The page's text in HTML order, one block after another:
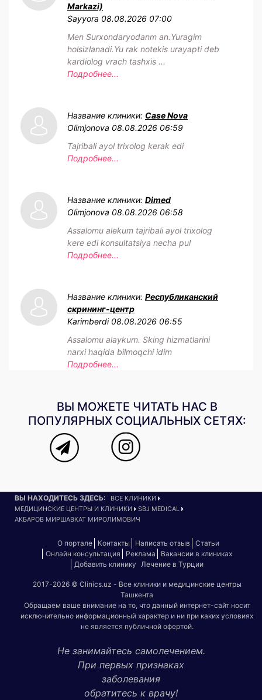
Markazi)
Sayyora 08.08.2026 07:00
Men Surxondaryodanm an.Yuragim
holsizlanadi.Yu rak notekis urayapti deb
kardiolog vrach tashxis ...
Подробнее...
Название клиники: Case Nova
Olimjonova 08.08.2026 06:59
Tajribali ayol trixolog kerak edi
Подробнее...
Название клиники: Dimed
Olimjonova 08.08.2026 06:58
Assalomu alekum tajribali ayol trixolog
kere edi konsultatsiya necha pul
Подробнее...
Название клиники: Республиканский
скрининг-центр
Karimberdi 08.08.2026 06:55
Assalomu alaykum. Sking hizmatlarini
narxi haqida bilmoqchi idim
Подробнее...
ВЫ МОЖЕТЕ ЧИТАТЬ НАС В
ПОПУЛЯРНЫХ СОЦИАЛЬНЫХ СЕТЯХ:
ВЫ НАХОДИТЕСЬ ЗДЕСЬ:
ВСЕ КЛИНИКИ
МЕДИЦИНСКИЕ ЦЕНТРЫ И КЛИНИКИ
SBJ MEDICAL
АКБАРОВ МИРШАВКАТ МИРОЛИМОВИЧ
О портале Контакты Написать отзыв
Статьи
Онлайн консультация
Реклама
Вакансии в клиниках
Добавить клинику
Лечение в Турции
2017-2026 © Clinics.uz - Все клиники и медицинские центры
Ташкента
Обращаем ваше внимание на то, что данный интернет-сайт носит
исключительно информационный характер и ни при каких условиях
не является публичной офертой.
Не занимайтесь самолечением.
При первых признаках
заболевания
обратитесь к врачу!